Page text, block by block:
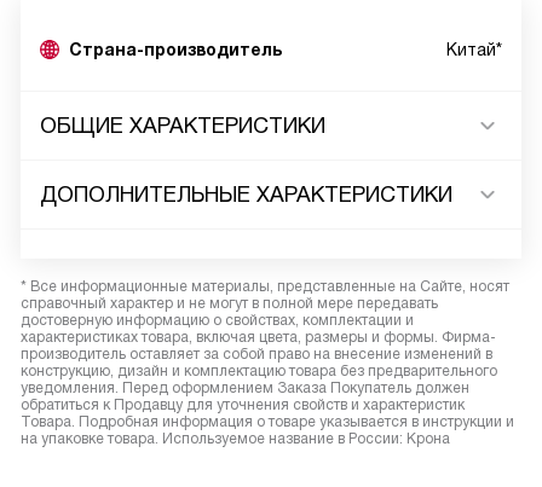
Страна-производитель Китай*
ОБЩИЕ ХАРАКТЕРИСТИКИ
ДОПОЛНИТЕЛЬНЫЕ ХАРАКТЕРИСТИКИ
* Все информационные материалы, представленные на Сайте, носят
справочный характер и не могут в полной мере передавать
достоверную информацию о свойствах, комплектации и
характеристиках товара, включая цвета, размеры и формы. Фирма-
производитель оставляет за собой право на внесение изменений в
конструкцию, дизайн и комплектацию товара без предварительного
уведомления. Перед оформлением Заказа Покупатель должен
обратиться к Продавцу для уточнения свойств и характеристик
Товара. Подробная информация о товаре указывается в инструкции и
на упаковке товара. Используемое название в России: Крона